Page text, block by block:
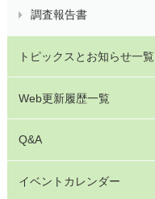
調査報告書
トピックスとお知らせ一覧
Web更新履歴一覧
Q&A
イベントカレンダー